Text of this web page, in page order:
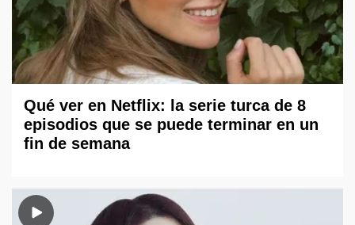
Qué ver en Netflix: la serie turca de 8
episodios que se puede terminar en un
fin de semana